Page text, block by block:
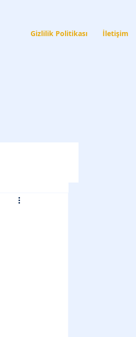
Gizlilik Politikası İletişim